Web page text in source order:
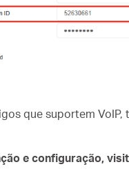
que suportem
e configuração,